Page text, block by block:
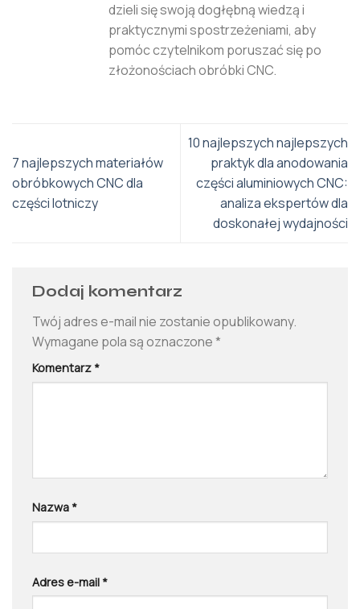
dzieli się swoją dogłębną wiedzą i
praktycznymi spostrzeżeniami, aby
pomóc czytelnikom poruszać się po
złożonościach obróbki CNC.
7 najlepszych materiałów
obróbkowych CNC dla
części lotniczy
10 najlepszych najlepszych
praktyk dla anodowania
części aluminiowych CNC:
analiza ekspertów dla
doskonałej wydajności
Dodaj komentarz
Twój adres e-mail nie zostanie opublikowany.
Wymagane pola są oznaczone*
Komentarz *
Nazwa *
Adres e-mail *